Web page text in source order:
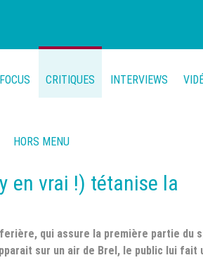
FOCUS CRITIQUES INTERVIEWS
HORS MENU
en vrai !) tétanise la
qui assure la première partie du
sur un air de Brel, le public lui